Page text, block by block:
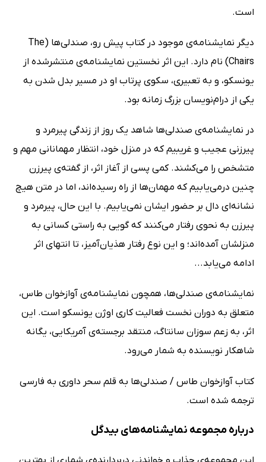
است.
دیگر نمایشنامه‌ی موجود در کتاب پیش رو، صندلی‌ها (The
Chairs) نام دارد. این اثر نخستین نمایشنامه‌ی منتشرشده از
یونسکو، و به تعبیری، سکوی پرتاب او در مسیر بدل شدن به
یکی از درام‌نویسان بزرگ زمانه بود.
در نمایشنامه‌ی صندلی‌ها شاهد یک روز از زندگی پیرمرد و
پیرزنی عجیب و غریبیم که در منزل خود، انتظار مهمانانی مهم و
متشخص را می‌کشند. کمی پسی از آغاز اثر، از گفته‌ی پیرزن
چنین درمی‌یابیم که مهمان‌ها از راه رسیده‌اند، اما در متن هیچ
نشانه‌ای دال بر حضور ایشان نمی‌یابیم. با این حال، پیرمرد و
پیرزن به نحوی رفتار می‌کنند که گویی به راستی کسانی به
منزلشان آمده‌اند؛ و این نوع رفتار هذیان‌آمیز، تا انتهای اثر
ادامه می‌یابد...
نمایشنامه‌ی صندلی‌ها، همچون نمایشنامه‌ی آوازخوان طاس،
متعلق به دوران نخست فعالیت کاری اوژن یونسکو است. این
اثر، به زعم سوزان سانتاگ، منتقد برجسته‌ی آمریکایی، یگانه
شاهکار نویسنده به شمار می‌رود.
کتاب آوازخوان طاس / صندلی‌ها به قلم سحر داوری به فارسی
ترجمه شده است.
درباره مجموعه نمایشنامه‌های بیدگل